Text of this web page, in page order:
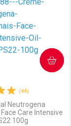
(44)
Neutrogena
Care Intensive
100g
COMPRAR